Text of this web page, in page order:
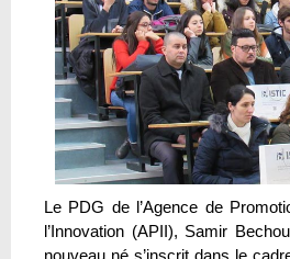
Le PDG de l’Agence de
l’Innovation (APII), Samir
nouveau né s’inscrit dans le